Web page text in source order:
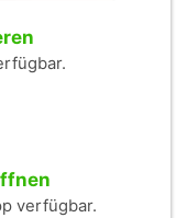
verfügbar.